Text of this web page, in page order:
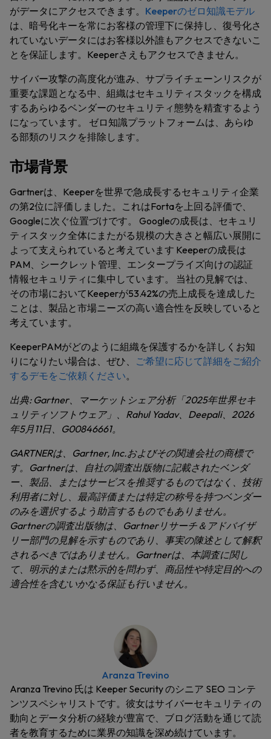
がデータにアクセスできます。 Keeperのゼロ知識モデル
は、暗号化キーを常にお客様の管理下に保持し、復号化さ
れていないデータにはお客様以外誰もアクセスできないこ
とを保証します。Keeperさえもアクセスできません。
サイバー攻撃の高度化が進み、サプライチェーンリスクが
重要な課題となる中、組織はセキュリティスタックを構成
するあらゆるベンダーのセキュリティ態勢を精査するよう
になっています。 ゼロ知識プラットフォームは、あらゆ
る部類のリスクを排除します。
市場背景
Gartnerは、Keeperを世界で急成長するセキュリティ企業
の第2位に評価しました。これはFortaを上回る評価で、
Googleに次ぐ位置づけです。 Googleの成長は、セキュリ
ティスタック全体にまたがる規模の大きさと幅広い展開に
よって支えられていると考えています Keeperの成長は
PAM、シークレット管理、エンタープライズ向けの認証
情報セキュリティに集中しています。 当社の見解では、
その市場においてKeeperが53.42%の売上成長を達成した
ことは、製品と市場ニーズの高い適合性を反映していると
考えています。
KeeperPAMがどのように組織を保護するかを詳しくお知
りになりたい場合は、ぜひ、 ご希望に応じて詳細をご紹介
するデモをご依頼ください。
出典: Gartner、マーケットシェア分析「2025年世界セキ
ュリティソフトウェア」、Rahul Yadav、Deepali、2026
年5月11日、G00846661。
GARTNERは、Gartner, Inc.およびその関連会社の商標で
す。 Gartnerは、自社の調査出版物に記載されたベンダ
ー、製品、またはサービスを推奨するものではなく、技術
利用者に対し、最高評価または特定の称号を持つベンダー
のみを選択するよう助言するものでもありません。
Gartnerの調査出版物は、Gartnerリサーチ＆アドバイザ
リー部門の見解を示すものであり、事実の陳述として解釈
されるべきではありません。Gartnerは、本調査に関し
て、明示的または黙示的を問わず、商品性や特定目的への
適合性を含むいかなる保証も行いません。
Aranza Trevino
Aranza Trevino 氏は Keeper Security のシニア SEO コンテ
ンツスペシャリストです。彼女はサイバーセキュリティの
動向とデータ分析の経験が豊富で、ブログ活動を通じて読
者を教育するために業界の知識を深め続けています。